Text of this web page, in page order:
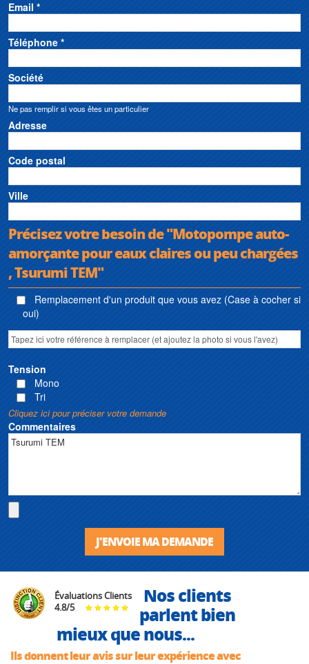
Email *
Téléphone *
Société
Ne pas remplir si vous êtes un particulier
Adresse
Code postal
Ville
Précisez votre besoin de "Motopompe auto-
amorçante pour eaux claires ou peu chargées
, Tsurumi TEM"
Remplacement d'un produit que vous avez (Case à cocher si
oui)
Tension
Mono
Tri
Cliquez ici pour préciser votre demande
Commentaires
J'ENVOIE MA DEMANDE
Évaluations Clients
4.8/5
Nos clients
parlent bien
mieux que nous...
Ils donnent leur avis sur leur expérience avec